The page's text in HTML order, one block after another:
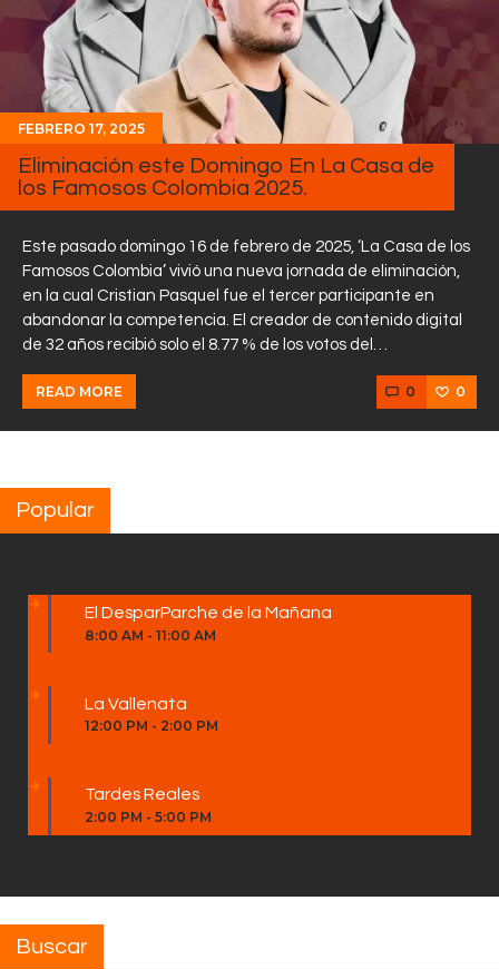
FEBRERO 17, 2025
Eliminación este Domingo En La Casa de
los Famosos Colombia 2025.
Este pasado domingo 16 de febrero de 2025, ‘La Casa de los
Famosos Colombia’ vivió una nueva jornada de eliminación,
en la cual Cristian Pasquel fue el tercer participante en
abandonar la competencia. El creador de contenido digital
de 32 años recibió solo el 8.77 % de los votos del…
READ MORE 0 0
Popular
El DesparParche de la Mañana
8:00 AM - 11:00 AM
La Vallenata
12:00 PM - 2:00 PM
Tardes Reales
2:00 PM - 5:00 PM
Buscar